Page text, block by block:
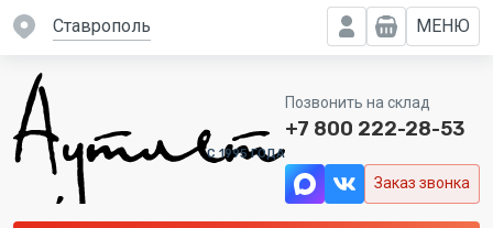
Ставрополь МЕНЮ
C 1995 ГОДА
Позвонить на склад
+7 800 222-28-53
Заказ звонка